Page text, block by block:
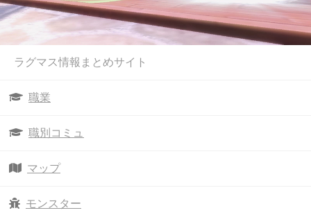
ラグマス情報まとめサイト
職業
職別コミュ
マップ
モンスター